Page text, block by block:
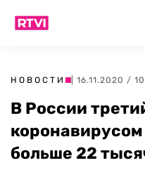
НОВОСТИ | 16.11.2020 /
В России
больше 22